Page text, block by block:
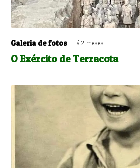
Galeria de fotos Há 2 meses
O Exército de Terracota